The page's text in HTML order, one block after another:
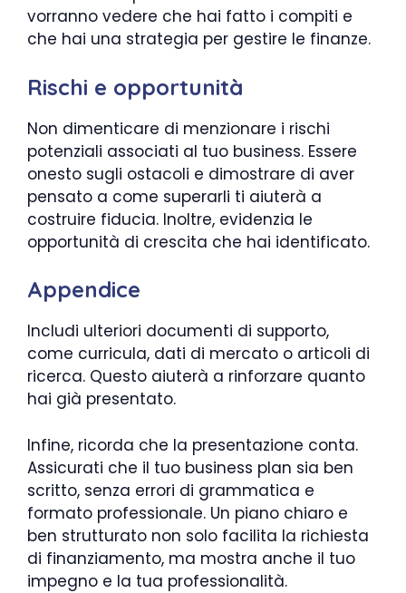
vorranno vedere che hai fatto i compiti e
che hai una strategia per gestire le finanze.
Rischi e opportunità
Non dimenticare di menzionare i rischi
potenziali associati al tuo business. Essere
onesto sugli ostacoli e dimostrare di aver
pensato a come superarli ti aiuterà a
costruire fiducia. Inoltre, evidenzia le
opportunità di crescita che hai identificato.
Appendice
Includi ulteriori documenti di supporto,
come curricula, dati di mercato o articoli di
ricerca. Questo aiuterà a rinforzare quanto
hai già presentato.
Infine, ricorda che la presentazione conta.
Assicurati che il tuo business plan sia ben
scritto, senza errori di grammatica e
formato professionale. Un piano chiaro e
ben strutturato non solo facilita la richiesta
di finanziamento, ma mostra anche il tuo
impegno e la tua professionalità.